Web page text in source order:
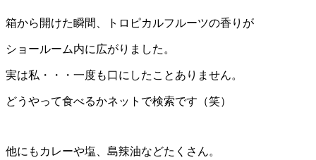
箱から開けた瞬間、トロピカルフルーツの香りが
ショールーム内に広がりました。
実は私・・・一度も口にしたことありません。
どうやって食べるかネットで検索です（笑）
他にもカレーや塩、島辣油などたくさん。